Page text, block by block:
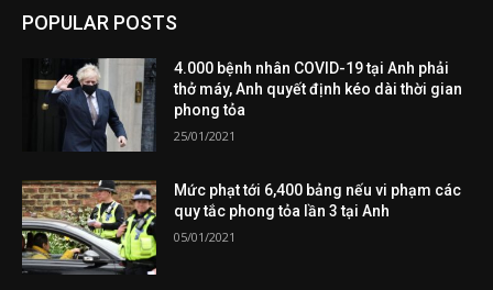
POPULAR POSTS
4.000 bệnh nhân COVID-19 tại Anh phải
thở máy, Anh quyết định kéo dài thời gian
phong tỏa
25/01/2021
Mức phạt tới 6,400 bảng nếu vi phạm các
quy tắc phong tỏa lần 3 tại Anh
05/01/2021